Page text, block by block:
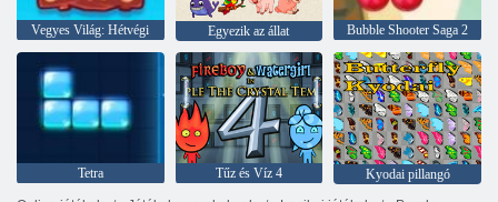
Vegyes Világ: Hétvégi Egyezik az állat Bubble Shooter Saga 2
Tetra Tűz és Víz 4
Kyodai pillangó